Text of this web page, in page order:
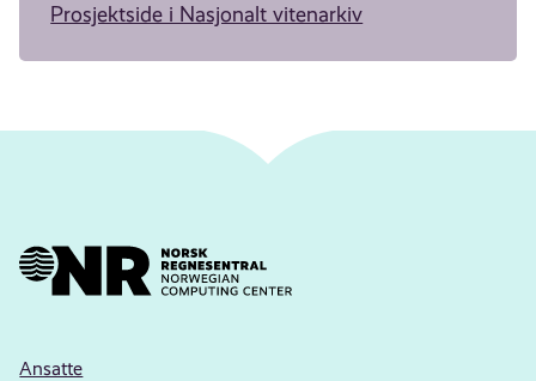
Prosjektside i Nasjonalt vitenarkiv
Ansatte